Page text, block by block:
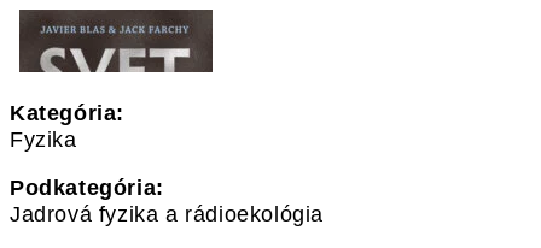
Kategória:
Fyzika
Podkategória:
Jadrová fyzika a rádioekológia